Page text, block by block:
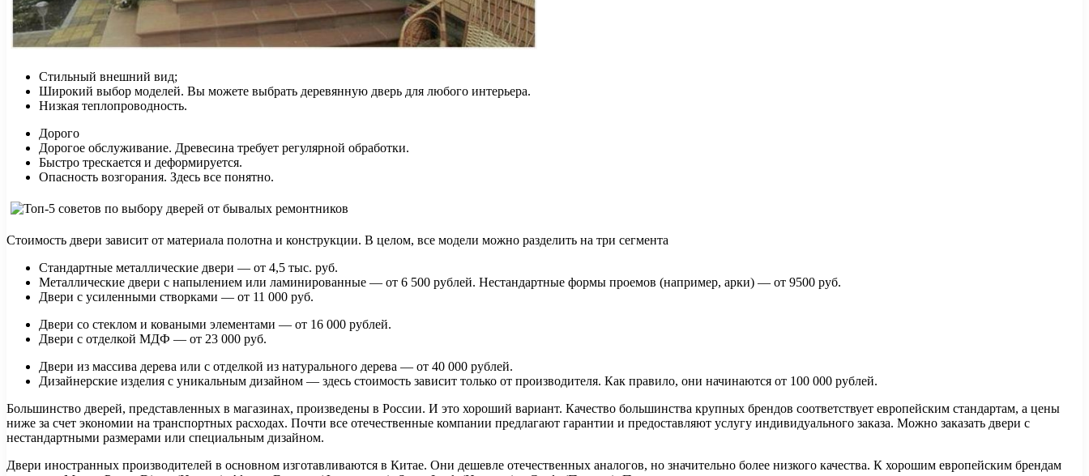
Стильный внешний вид;
Широкий выбор моделей. Вы можете выбрать деревянную дверь для любого интерьера.
Низкая теплопроводность.
Дорого
Дорогое обслуживание. Древесина требует регулярной обработки.
Быстро трескается и деформируется.
Опасность возгорания. Здесь все понятно.
Стоимость двери зависит от материала полотна и конструкции. В целом, все модели можно разделить на три сегмента
Стандартные металлические двери — от 4,5 тыс. руб.
Металлические двери с напылением или ламинированные — от 6 500 рублей. Нестандартные формы проемов (например, арки) — от 9500 руб.
Двери с усиленными створками — от 11 000 руб.
Двери со стеклом и коваными элементами — от 16 000 рублей.
Двери с отделкой МДФ — от 23 000 руб.
Двери из массива дерева или с отделкой из натурального дерева — от 40 000 рублей.
Дизайнерские изделия с уникальным дизайном — здесь стоимость зависит только от производителя. Как правило, они начинаются от 100 000 рублей.
Большинство дверей, представленных в магазинах, произведены в России. И это хороший вариант. Качество большинства крупных брендов соответствует европейским стандартам, а цены
ниже за счет экономии на транспортных расходах. Почти все отечественные компании предлагают гарантии и предоставляют услугу индивидуального заказа. Можно заказать двери с
нестандартными размерами или специальным дизайном.
Двери иностранных производителей в основном изготавливаются в Китае. Они дешевле отечественных аналогов, но значительно более низкого качества. К хорошим европейским брендам